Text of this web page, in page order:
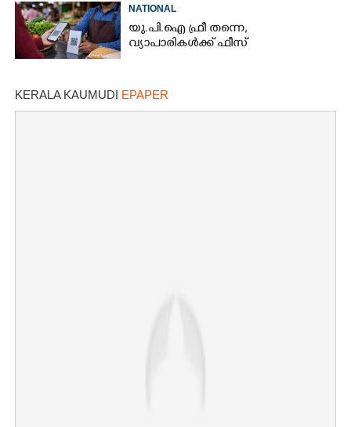
NATIONAL
യു.പി.ഐ ഫ്രീ തന്നെ,
വ്യാപാരികൾക്ക് ഫീസ്
KERALA KAUMUDI EPAPER